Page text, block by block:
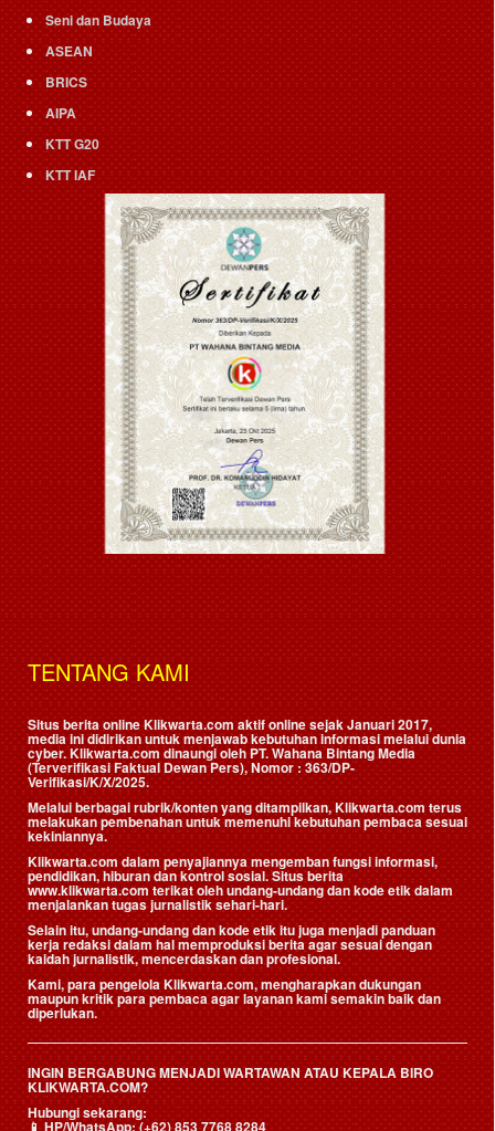
Seni dan Budaya
ASEAN
BRICS
AIPA
KTT G20
KTT IAF
TENTANG KAMI
Situs berita online Klikwarta.com aktif online sejak Januari 2017,
media ini didirikan untuk menjawab kebutuhan informasi melalui dunia
cyber. Klikwarta.com dinaungi oleh PT. Wahana Bintang Media
(Terverifikasi Faktual Dewan Pers), Nomor : 363/DP-
Verifikasi/K/X/2025.
Melalui berbagai rubrik/konten yang ditampilkan, Klikwarta.com terus
melakukan pembenahan untuk memenuhi kebutuhan pembaca sesuai
kekiniannya.
Klikwarta.com dalam penyajiannya mengemban fungsi informasi,
pendidikan, hiburan dan kontrol sosial. Situs berita
www.klikwarta.com terikat oleh undang-undang dan kode etik dalam
menjalankan tugas jurnalistik sehari-hari.
Selain itu, undang-undang dan kode etik itu juga menjadi panduan
kerja redaksi dalam hal memproduksi berita agar sesuai dengan
kaidah jurnalistik, mencerdaskan dan profesional.
Kami, para pengelola Klikwarta.com, mengharapkan dukungan
maupun kritik para pembaca agar layanan kami semakin baik dan
diperlukan.
INGIN BERGABUNG MENJADI WARTAWAN ATAU KEPALA BIRO
KLIKWARTA.COM?
Hubungi sekarang:
📱HP/WhatsApp:(+62) 853 7768 8284